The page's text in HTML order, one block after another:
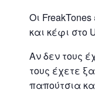
Οι
και κέφι στο
Αν δεν τους
τους έχετε
παπούτσια